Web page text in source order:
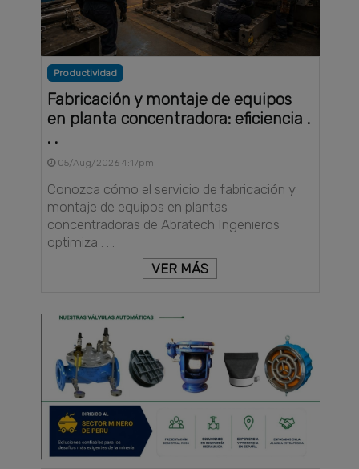
Productividad
Fabricación y montaje de equipos
en planta concentradora: eficiencia .
. .
05/Aug/2026 4:17pm
Conozca cómo el servicio de fabricación y
montaje de equipos en plantas
concentradoras de Abratech Ingenieros
optimiza . . .
VER MÁS